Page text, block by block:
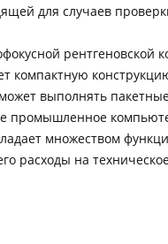
для случаев
рентгеновской
компактную
выполнять
промышленное
множеством
расходы на